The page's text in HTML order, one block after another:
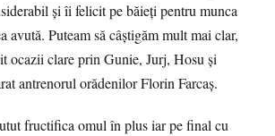
și îi felicit pe băieți pentru munca
avută. Puteam să câștigăm mult mai clar,
ocazii clare prin Gunie, Jurj, Hosu și
antrenorul orădenilor Florin Farcaș.
fructifica omul în plus iar pe final cu